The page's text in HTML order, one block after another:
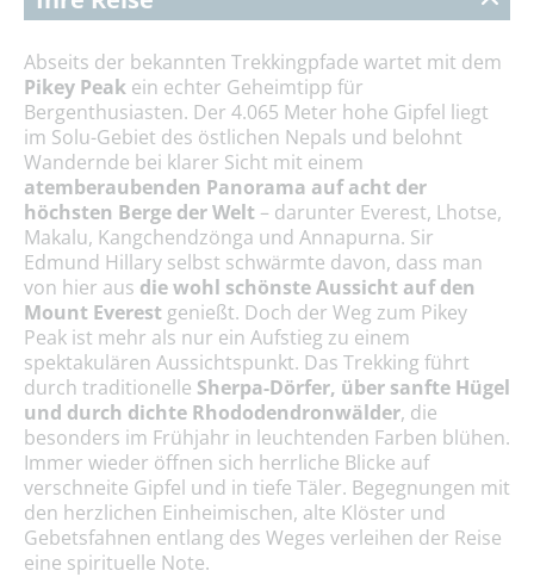
Abseits der bekannten Trekkingpfade wartet mit dem
Pikey Peak ein echter Geheimtipp für
Bergenthusiasten. Der 4.065 Meter hohe Gipfel liegt
im Solu-Gebiet des östlichen Nepals und belohnt
Wandernde bei klarer Sicht mit einem
atemberaubenden Panorama auf acht der
höchsten Berge der Welt – darunter Everest, Lhotse,
Makalu, Kangchendzönga und Annapurna. Sir
Edmund Hillary selbst schwärmte davon, dass man
von hier aus die wohl schönste Aussicht auf den
Mount Everest genießt. Doch der Weg zum Pikey
Peak ist mehr als nur ein Aufstieg zu einem
spektakulären Aussichtspunkt. Das Trekking führt
durch traditionelle Sherpa-Dörfer, über sanfte Hügel
und durch dichte Rhododendronwälder, die
besonders im Frühjahr in leuchtenden Farben blühen.
Immer wieder öffnen sich herrliche Blicke auf
verschneite Gipfel und in tiefe Täler. Begegnungen mit
den herzlichen Einheimischen, alte Klöster und
Gebetsfahnen entlang des Weges verleihen der Reise
eine spirituelle Note.